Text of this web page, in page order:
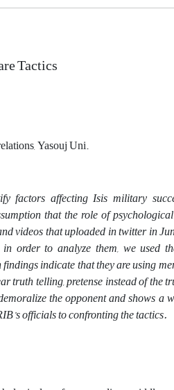
Tactics
Yasouj Uni.
factors affecting Isis military
that the role of
videos that uploaded in twitter in
order to analyze them, we used
indicate that they are using
truth telling, pretense instead of the
the opponent and shows a
officials to confronting the tactics.